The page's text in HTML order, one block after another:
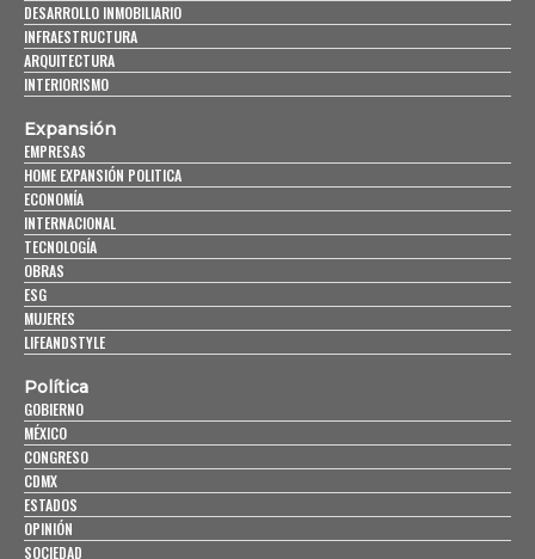
DESARROLLO INMOBILIARIO
INFRAESTRUCTURA
ARQUITECTURA
INTERIORISMO
Expansión
EMPRESAS
HOME EXPANSIÓN POLITICA
ECONOMÍA
INTERNACIONAL
TECNOLOGÍA
OBRAS
ESG
MUJERES
LIFEANDSTYLE
Política
GOBIERNO
MÉXICO
CONGRESO
CDMX
ESTADOS
OPINIÓN
SOCIEDAD